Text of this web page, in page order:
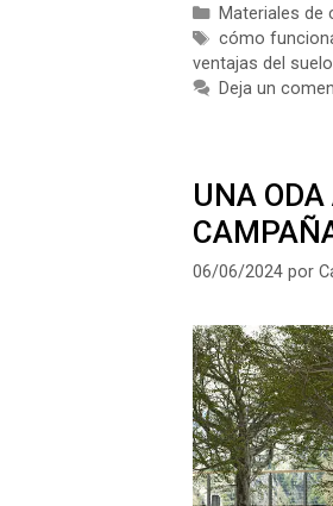
Categorías
Materiales de
Etiquetas
cómo
ventajas del
Deja un
UNA
06/06/2024 por